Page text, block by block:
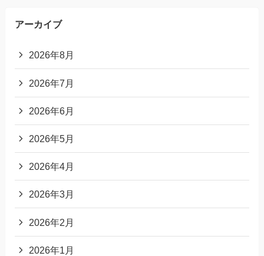
アーカイブ
2026年8月
2026年7月
2026年6月
2026年5月
2026年4月
2026年3月
2026年2月
2026年1月